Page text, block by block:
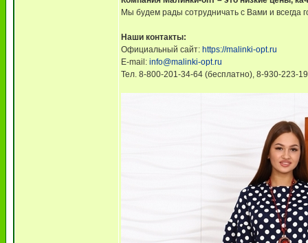
Мы будем рады сотрудничать с Вами и всегда
Наши контакты:
Официальный сайт: https://malinki-opt.ru
E-mail: info@malinki-opt.ru
Тел. 8-800-201-34-64 (бесплатно), 8-930-223-